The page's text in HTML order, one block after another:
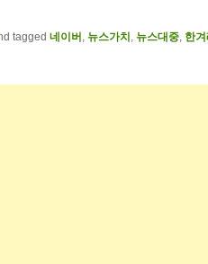
tagged 네이버 뉴스가치 뉴스대중, 한